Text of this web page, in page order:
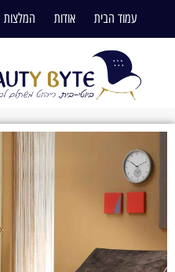
עמוד הבית אודות המלצות